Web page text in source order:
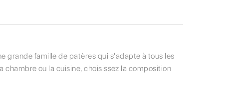
grande famille de patères qui s'adapte à tous les
chambre ou la cuisine, choisissez la composition